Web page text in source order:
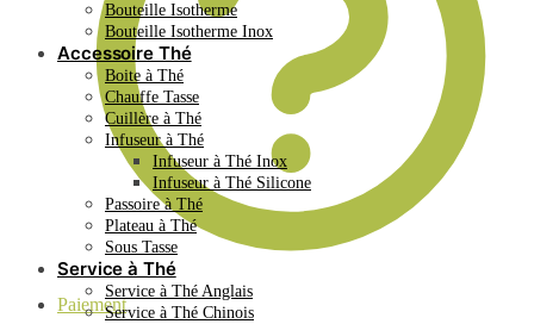
Paiement
Bouteille Isotherme
Bouteille Isotherme Inox
Accessoire Thé
Boite à Thé
Chauffe Tasse
Cuillère à Thé
Infuseur à Thé
Infuseur à Thé Inox
Infuseur à Thé Silicone
Passoire à Thé
Plateau à Thé
Sous Tasse
Service à Thé
Service à Thé Anglais
Service à Thé Chinois